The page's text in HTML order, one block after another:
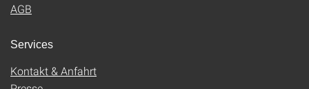
AGB
Services
Kontakt & Anfahrt